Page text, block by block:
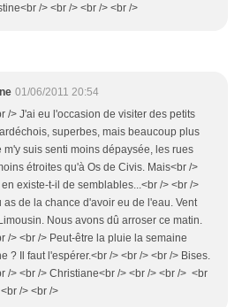
/> <br /> <br /> <br />
01/06/2011 20:54
/> J'ai eu l'occasion de visiter des petits
superbes, mais beaucoup plus
m'y suis senti moins dépaysée, les rues
étroites qu'à Os de Civis. Mais<br />
existe-t-il de semblables...<br /> <br />
as de la chance d'avoir eu de l'eau. Vent
Nous avons dû arroser ce matin.
/> <br /> Peut-être la pluie la semaine
? Il faut l'espérer.<br /> <br /> <br /> Bises.
/> <br /> Christiane<br /> <br /> <br /> <br
/> <br />